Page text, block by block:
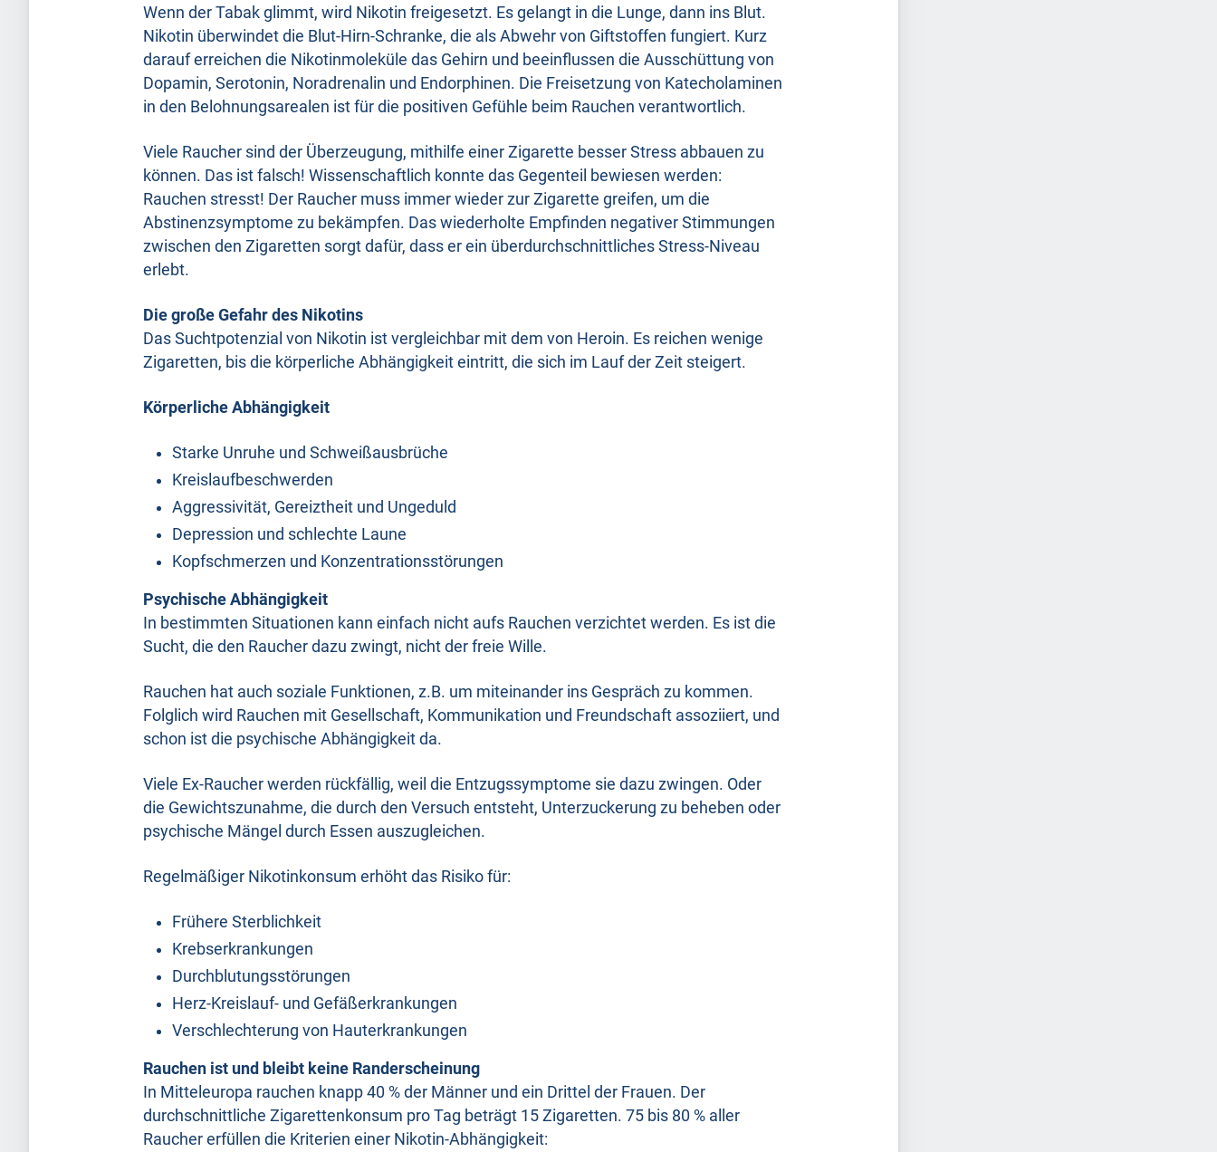
Wenn der Tabak glimmt, wird Nikotin freigesetzt. Es gelangt in die Lunge, dann ins Blut.
Nikotin überwindet die Blut-Hirn-Schranke, die als Abwehr von Giftstoffen fungiert. Kurz
darauf erreichen die Nikotinmoleküle das Gehirn und beeinflussen die Ausschüttung von
Dopamin, Serotonin, Noradrenalin und Endorphinen. Die Freisetzung von Katecholaminen
in den Belohnungsarealen ist für die positiven Gefühle beim Rauchen verantwortlich.
Viele Raucher sind der Überzeugung, mithilfe einer Zigarette besser Stress abbauen zu
können. Das ist falsch! Wissenschaftlich konnte das Gegenteil bewiesen werden:
Rauchen stresst! Der Raucher muss immer wieder zur Zigarette greifen, um die
Abstinenzsymptome zu bekämpfen. Das wiederholte Empfinden negativer Stimmungen
zwischen den Zigaretten sorgt dafür, dass er ein überdurchschnittliches Stress-Niveau
erlebt.
Die große Gefahr des Nikotins
Das Suchtpotenzial von Nikotin ist vergleichbar mit dem von Heroin. Es reichen wenige
Zigaretten, bis die körperliche Abhängigkeit eintritt, die sich im Lauf der Zeit steigert.
Körperliche Abhängigkeit
Starke Unruhe und Schweißausbrüche
Kreislaufbeschwerden
Aggressivität, Gereiztheit und Ungeduld
Depression und schlechte Laune
Kopfschmerzen und Konzentrationsstörungen
Psychische Abhängigkeit
In bestimmten Situationen kann einfach nicht aufs Rauchen verzichtet werden. Es ist die
Sucht, die den Raucher dazu zwingt, nicht der freie Wille.
Rauchen hat auch soziale Funktionen, z.B. um miteinander ins Gespräch zu kommen.
Folglich wird Rauchen mit Gesellschaft, Kommunikation und Freundschaft assoziiert, und
schon ist die psychische Abhängigkeit da.
Viele Ex-Raucher werden rückfällig, weil die Entzugssymptome sie dazu zwingen. Oder
die Gewichtszunahme, die durch den Versuch entsteht, Unterzuckerung zu beheben oder
psychische Mängel durch Essen auszugleichen.
Regelmäßiger Nikotinkonsum erhöht das Risiko für:
Frühere Sterblichkeit
Krebserkrankungen
Durchblutungsstörungen
Herz-Kreislauf- und Gefäßerkrankungen
Verschlechterung von Hauterkrankungen
Rauchen ist und bleibt keine Randerscheinung
In Mitteleuropa rauchen knapp 40 % der Männer und ein Drittel der Frauen. Der
durchschnittliche Zigarettenkonsum pro Tag beträgt 15 Zigaretten. 75 bis 80 % aller
Raucher erfüllen die Kriterien einer Nikotin-Abhängigkeit: